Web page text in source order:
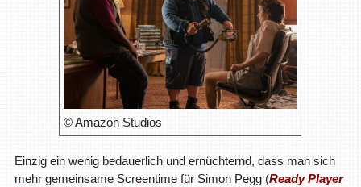
© Amazon Studios
Einzig ein wenig bedauerlich und ernüchternd, dass man sich
mehr gemeinsame Screentime für Simon Pegg (Ready Player